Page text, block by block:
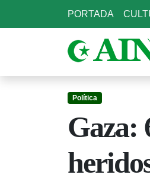
PORTADA
Política
Gaza: